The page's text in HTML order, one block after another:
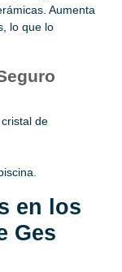
Aumenta
lo que lo
de
en los
Ges